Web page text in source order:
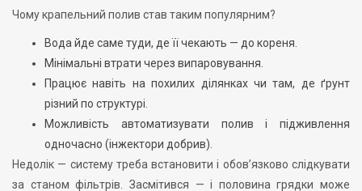
Чому крапельний полив став таким популярним?
Вода йде саме туди, де її чекають — до кореня.
Мінімальні втрати через випаровування.
Працює навіть на похилих ділянках чи там, де ґрунт
різний по структурі.
Можливість автоматизувати полив і підживлення
одночасно (інжектори добрив).
Недолік — систему треба встановити і обов’язково слідкувати
за станом фільтрів. Засмітився — і половина грядки може